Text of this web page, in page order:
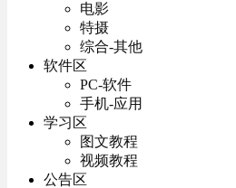
电影
特摄
综合-其他
软件区
PC-软件
手机-应用
学习区
图文教程
视频教程
公告区